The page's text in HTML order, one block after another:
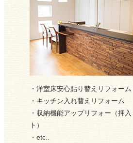
2023/04/23
GW休業日のお知らせ
2023/04/02
補助金制度
2022/12/18
年末年始休業日のお知らせ
2022/08/09
・洋室床安心貼り替えリフォーム
・キッチン入れ替えリフォーム
・収納機能アップリフォー（押
ト）
・etc..